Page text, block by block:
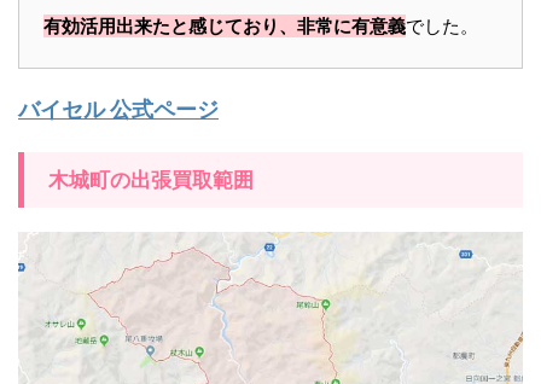
有効活用出来たと感じており、非常に有意義でした。
バイセル 公式ページ
木城町の出張買取範囲